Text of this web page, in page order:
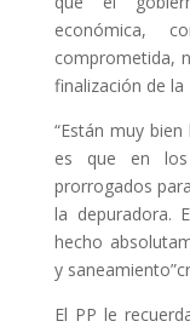
económica,
comprometida,
finalización de la
“Están muy
es que en los
prorrogados
la depuradora.
hecho
y
El PP le